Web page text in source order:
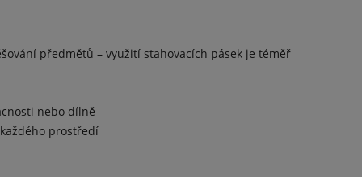
předmětů – využití stahovacích pásek je téměř
nebo dílně
prostředí